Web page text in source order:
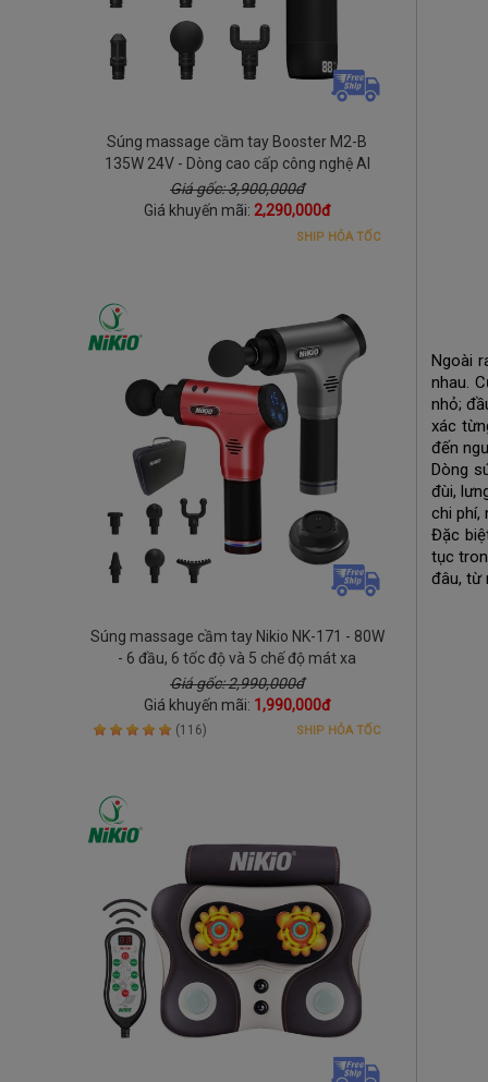
Súng massage cầm tay Booster M2-B
135W 24V - Dòng cao cấp công nghệ AI
Giá gốc: 3,900,000đ
Giá khuyến mãi: 2,290,000đ
SHIP HỎA TỐC
Súng massage cầm tay Nikio NK-171 - 80W
- 6 đầu, 6 tốc độ và 5 chế độ mát xa
Giá gốc: 2,990,000đ
Giá khuyến mãi: 1,990,000đ
(116) SHIP HỎA TỐC
Ngoài
nhau.
nhỏ;
xác
đến
Dòng
đùi,
chi phí,
Đặc
tục
đâu, từ